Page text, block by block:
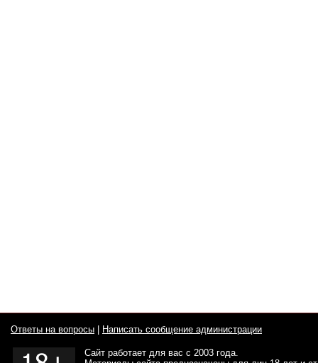
Ответы на вопросы Написать сообщение администрации
Сайт работает для вас с 2003 года.